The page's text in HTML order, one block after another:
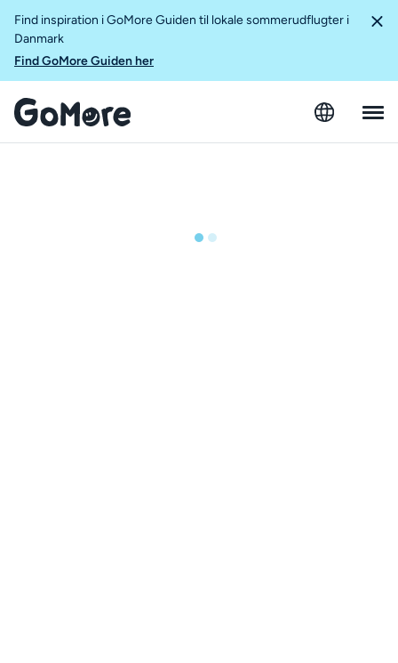
Find inspiration i GoMore Guiden til lokale sommerudflugter i
Danmark
Find GoMore Guiden her